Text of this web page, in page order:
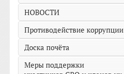
НОВОСТИ
Противодействие коррупции
Доска почёта
Меры поддержки